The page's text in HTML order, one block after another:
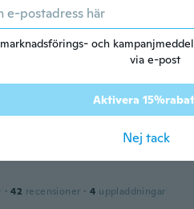
recensioner
your neck
· 42 recensioner · 4 uppladdningar
och
via e-post
Aktivera
Nej tack